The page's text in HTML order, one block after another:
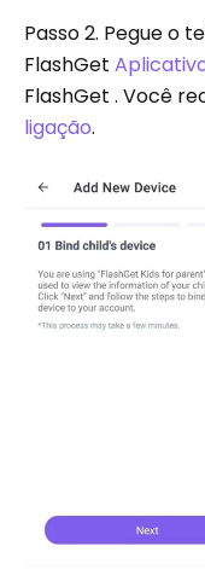
Passo 2. Pegue o
FlashGet
FlashGet . Você
ligação.